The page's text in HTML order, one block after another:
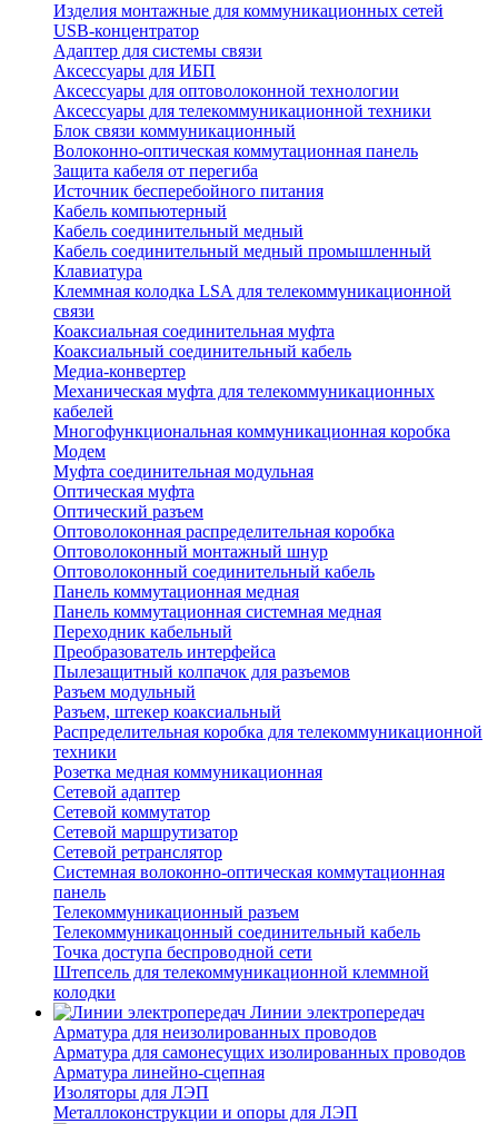
Изделия монтажные для коммуникационных сетей
USB-концентратор
Адаптер для системы связи
Аксессуары для ИБП
Аксессуары для оптоволоконной технологии
Аксессуары для телекоммуникационной техники
Блок связи коммуникационный
Волоконно-оптическая коммутационная панель
Защита кабеля от перегиба
Источник бесперебойного питания
Кабель компьютерный
Кабель соединительный медный
Кабель соединительный медный промышленный
Клавиатура
Клеммная колодка LSA для телекоммуникационной
связи
Коаксиальная соединительная муфта
Коаксиальный соединительный кабель
Медиа-конвертер
Механическая муфта для телекоммуникационных
кабелей
Многофункциональная коммуникационная коробка
Модем
Муфта соединительная модульная
Оптическая муфта
Оптический разъем
Оптоволоконная распределительная коробка
Оптоволоконный монтажный шнур
Оптоволоконный соединительный кабель
Панель коммутационная медная
Панель коммутационная системная медная
Переходник кабельный
Преобразователь интерфейса
Пылезащитный колпачок для разъемов
Разъем модульный
Разъем, штекер коаксиальный
Распределительная коробка для телекоммуникационной
техники
Розетка медная коммуникационная
Сетевой адаптер
Сетевой коммутатор
Сетевой маршрутизатор
Сетевой ретранслятор
Системная волоконно-оптическая коммутационная
панель
Телекоммуникационный разъем
Телекоммуникацонный соединительный кабель
Точка доступа беспроводной сети
Штепсель для телекоммуникационной клеммной
колодки
Линии электропередач
Арматура для неизолированных проводов
Арматура для самонесущих изолированных проводов
Арматура линейно-сцепная
Изоляторы для ЛЭП
Металлоконструкции и опоры для ЛЭП